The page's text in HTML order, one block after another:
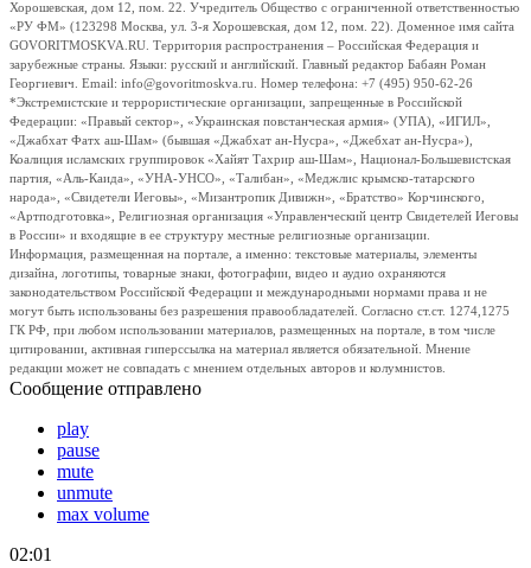
Хорошевская, дом 12, пом. 22. Учредитель Общество с ограниченной ответственностью
«РУ ФМ» (123298 Москва, ул. 3-я Хорошевская, дом 12, пом. 22). Доменное имя сайта
GOVORITMOSKVA.RU. Территория распространения – Российская Федерация и
зарубежные страны. Языки: русский и английский. Главный редактор Бабаян Роман
Георгиевич. Email: info@govoritmoskva.ru. Номер телефона: +7 (495) 950-62-26
*Экстремистские и террористические организации, запрещенные в Российской
Федерации: «Правый сектор», «Украинская повстанческая армия» (УПА), «ИГИЛ»,
«Джабхат Фатх аш-Шам» (бывшая «Джабхат ан-Нусра», «Джебхат ан-Нусра»),
Коалиция исламских группировок «Хайят Тахрир аш-Шам», Национал-Большевистская
партия, «Аль-Каида», «УНА-УНСО», «Талибан», «Меджлис крымско-татарского
народа», «Свидетели Иеговы», «Мизантропик Дивижн», «Братство» Корчинского,
«Артподготовка», Религиозная организация «Управленческий центр Свидетелей Иеговы
в России» и входящие в ее структуру местные религиозные организации.
Информация, размещенная на портале, а именно: текстовые материалы, элементы
дизайна, логотипы, товарные знаки, фотографии, видео и аудио охраняются
законодательством Российской Федерации и международными нормами права и не
могут быть использованы без разрешения правообладателей. Согласно ст.ст. 1274,1275
ГК РФ, при любом использовании материалов, размещенных на портале, в том числе
цитировании, активная гиперссылка на материал является обязательной. Мнение
редакции может не совпадать с мнением отдельных авторов и колумнистов.
Сообщение отправлено
play
pause
mute
unmute
max volume
02:01